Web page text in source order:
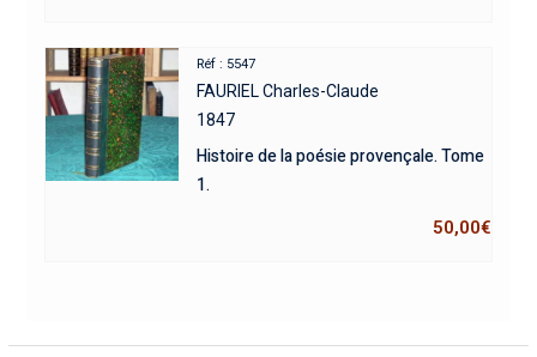
Réf : 5547
FAURIEL Charles-Claude
1847
Histoire de la poésie provençale. Tome
1.
50,00€